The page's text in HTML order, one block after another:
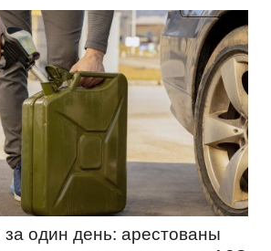
один день: арестованы